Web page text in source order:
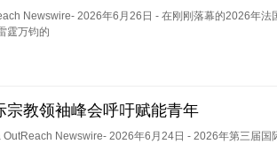
Newswire- 2026年6月26日 - 在刚刚落幕的2026年法
霆万钧的
宗教领袖峰会呼吁赋能青年
Newswire- 2026年6月24日 - 2026年第三届国